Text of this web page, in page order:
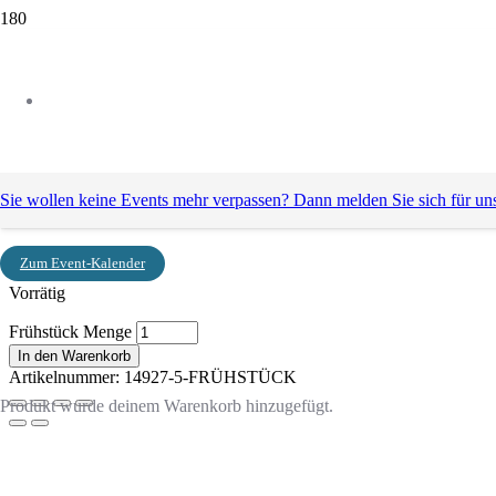
Zum Event-Kalender
Produktwurde deinem Warenkorb hinzugefügt.
Sie wollen keine Events mehr verpassen? Dann melden Sie sich für
Frühstück
25,00€
Vorrätig
Frühstück Menge
In den Warenkorb
Artikelnummer: 14927-5-FRÜHSTÜCK